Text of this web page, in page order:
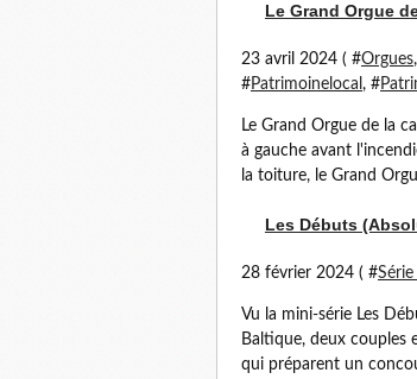
Le Grand Orgue
23 avril 2024 ( #Orgues
#Patrimoinelocal , #
Le Grand Orgue de la
à gauche avant
la toiture, le Grand
Les Débuts
28 février 2024 ( #
Vu la mini-série Les
Baltique, deux couples
qui préparent un